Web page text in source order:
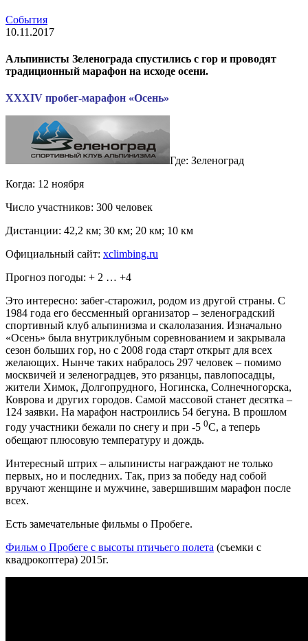
События
10.11.2017
Альпинисты Зеленограда спустились с гор и проводят
традиционный марафон на исходе осени.
XXXIV пробег-марафон «Осень»
Где: Зеленоград
Когда: 12 ноября
Число участников: 300 человек
Дистанции: 42,2 км; 30 км; 20 км; 10 км
Официальный сайт: xclimbing.ru
Прогноз погоды: + 2 … +4
Это интересно: забег-старожил, родом из другой страны. С
1984 года его бессменный организатор – зеленоградский
спортивный клуб альпинизма и скалолазания. Изначально
«Осень» была внутриклубным соревнованием и закрывала
сезон больших гор, но с 2008 года старт открыт для всех
желающих. Нынче таких набралось 297 человек – помимо
москвичей и зеленоградцев, это рязанцы, павлопосадцы,
жители Химок, Долгопрудного, Ногинска, Солнечногорска,
Коврова и других городов. Самой массовой станет десятка –
124 заявки. На марафон настроились 54 бегуна. В прошлом
году участники бежали по снегу и при -5 0С, а теперь
обещают плюсовую температуру и дождь.
Интересный штрих – альпинисты награждают не только
первых, но и последних. Так, приз за победу над собой
вручают женщине и мужчине, завершившим марафон после
всех.
Есть замечательные фильмы о Пробеге.
Фильм о Пробеге с высоты птичьего полета (съемки с
квадрокоптера) 2015г.